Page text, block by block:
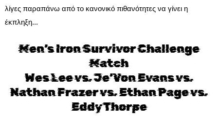
λίγες παραπάνω από το κανονικό πιθανότητες να γίνει η
έκπληξη...
Men’s Iron Survivor Challenge
Match
Wes Lee vs. Je’Von Evans vs.
Nathan Frazer vs. Ethan Page vs.
Eddy Thorpe